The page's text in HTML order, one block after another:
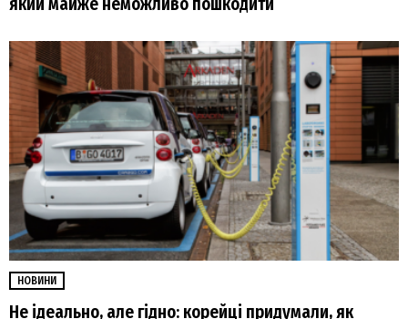
НОВИНИ
Не ідеально, але гідно: корейці придумали, як